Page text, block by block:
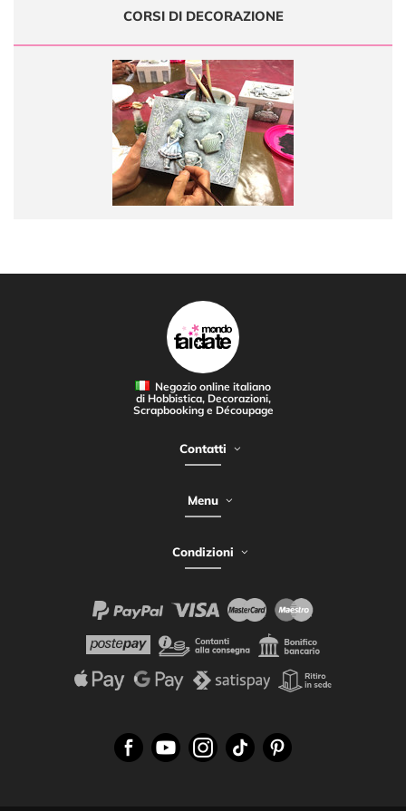
CORSI DI DECORAZIONE
Negozio online italiano
di Hobbistica, Decorazioni,
Scrapbooking e Découpage
Contatti
Menu
Condizioni